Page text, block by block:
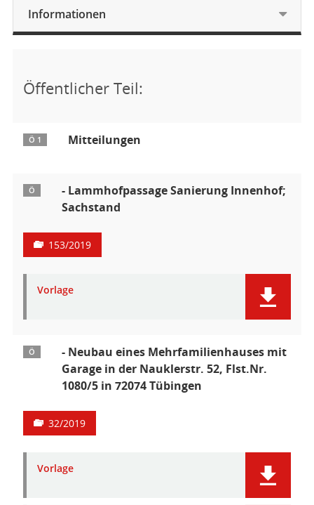
Informationen
Öffentlicher Teil:
Ö 1 Mitteilungen
Ö
- Lammhofpassage Sanierung Innenhof;
Sachstand
153/2019
Vorlage
Ö
- Neubau eines Mehrfamilienhauses mit
Garage in der Nauklerstr. 52, Flst.Nr.
1080/5 in 72074 Tübingen
32/2019
Vorlage